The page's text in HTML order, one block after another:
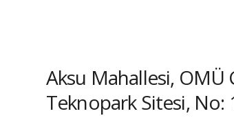
Aksu Mahallesi, OMÜ
Teknopark Sitesi, No: